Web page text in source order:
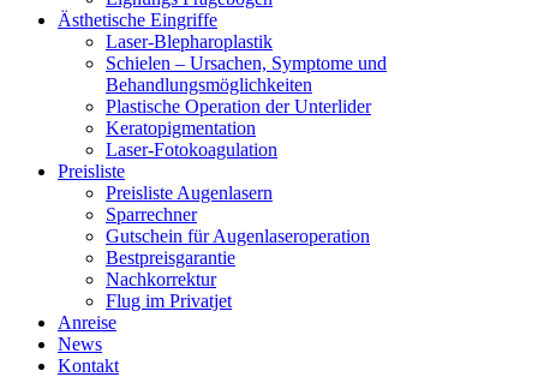
Ästhetische Eingriffe
Laser-Blepharoplastik
Schielen – Ursachen, Symptome und
Behandlungsmöglichkeiten
Plastische Operation der Unterlider
Keratopigmentation
Laser-Fotokoagulation
Preisliste
Preisliste Augenlasern
Sparrechner
Gutschein für Augenlaseroperation
Bestpreisgarantie
Nachkorrektur
Flug im Privatjet
Anreise
News
Kontakt